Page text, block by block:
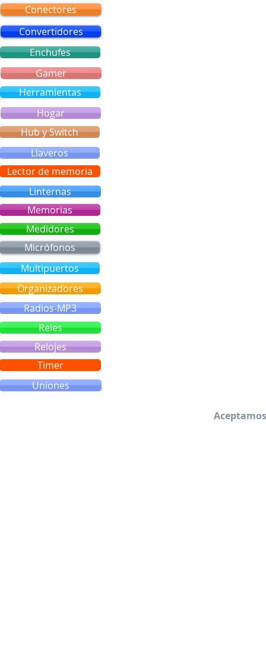
Convertidores
Enchufes
Conectores
Gamer
Herramientas
Hogar
Hub y Switch
Llaveros
Lector de memoria
Linternas
Memorias
Medidores
Micrófonos
Multipuertos
Organizadores
Radios-MP3
Reles
Relojes
Timer
Uniones